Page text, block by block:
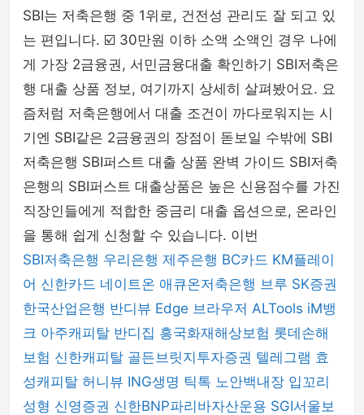
SBI는 저축은행 중 1위로, 건전성 관리도 잘 되고 있
는 편입니다. ☑️ 30만원 이하 소액 소액인 경우 나에
게 가장 2금융권, 서민금융대출 확인하기 SBI저축은
행 대출 상품 정보, 여기까지 상세히 살펴봤어요. 요
즘처럼 저축은행에서 대출 조건이 까다로워지는 시
기엔 SBI같은 2금융권의 장점이 돋보일 수밖에 SBI
저축은행 SBI퍼스트 대출 상품 완벽 가이드 SBI저축
은행의 SBI퍼스트 대출상품은 높은 신용점수를 가진
직장인들에게 적합한 중금리 대출 옵션으로, 온라인
을 통해 쉽게 신청할 수 있습니다. 이번
SBI저축은행 우리은행 제주은행 BC카드 KM플레이
어 신한카드 네이트온 애큐온저축은행 브루 SK증권
한국산업은행 반디뷰 Edge 브라우저 ALTools iM뱅
크 아주캐피탈 반디집 흥국화재해상보험 롯데손해
보험 신한캐피탈 골든브릿지투자증권 텔레그램 효
성캐피탈 허니뷰 ING생명 틱톡 노안백내장 입꼬리
성형 신영증권 신한BNP파리바자산운용 SGI서울보